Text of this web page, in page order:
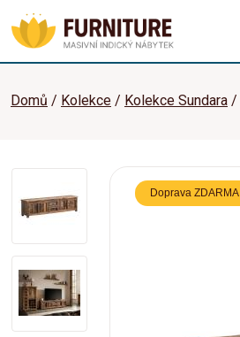
Domů Kolekce Kolekce Sundara
Doprava ZDARMA